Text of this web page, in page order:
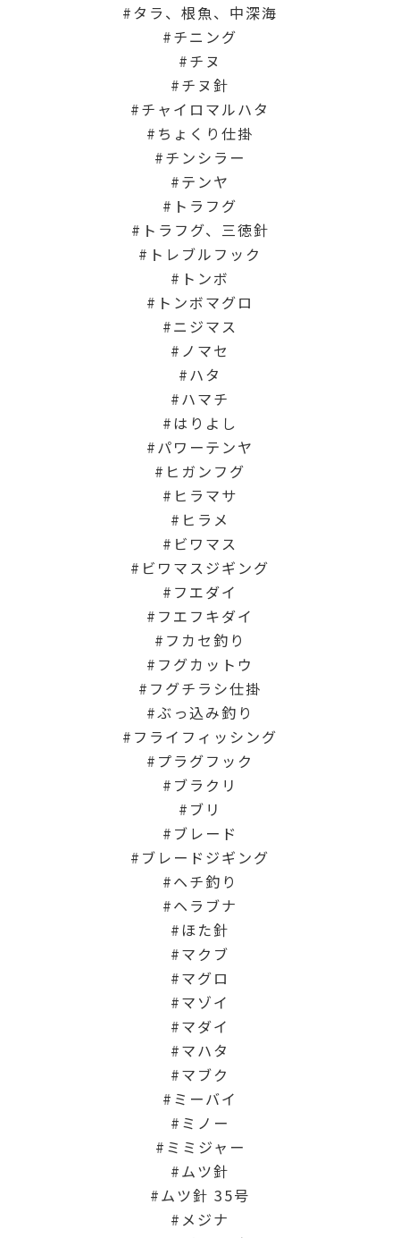
タラ、根魚、中深海
チニング
チヌ
チヌ針
チャイロマルハタ
ちょくり仕掛
チンシラー
テンヤ
トラフグ
トラフグ、三徳針
トレブルフック
トンボ
トンボマグロ
ニジマス
ノマセ
ハタ
ハマチ
はりよし
パワーテンヤ
ヒガンフグ
ヒラマサ
ヒラメ
ビワマス
ビワマスジギング
フエダイ
フエフキダイ
フカセ釣り
フグカットウ
フグチラシ仕掛
ぶっ込み釣り
フライフィッシング
プラグフック
ブラクリ
ブリ
ブレード
ブレードジギング
ヘチ釣り
ヘラブナ
ほた針
マクブ
マグロ
マゾイ
マダイ
マハタ
マブク
ミーバイ
ミノー
ミミジャー
ムツ針
ムツ針 35号
メジナ